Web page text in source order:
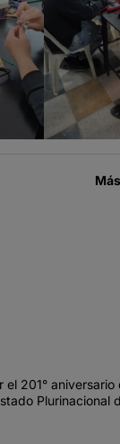
el 201° aniversario
Plurinacional